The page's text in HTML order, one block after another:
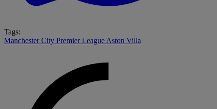
Tags:
Manchester City Premier League Aston Villa